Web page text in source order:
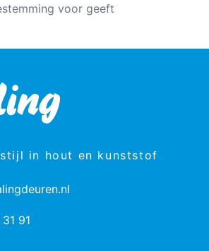
voor geeft
in hout en kunststof
91